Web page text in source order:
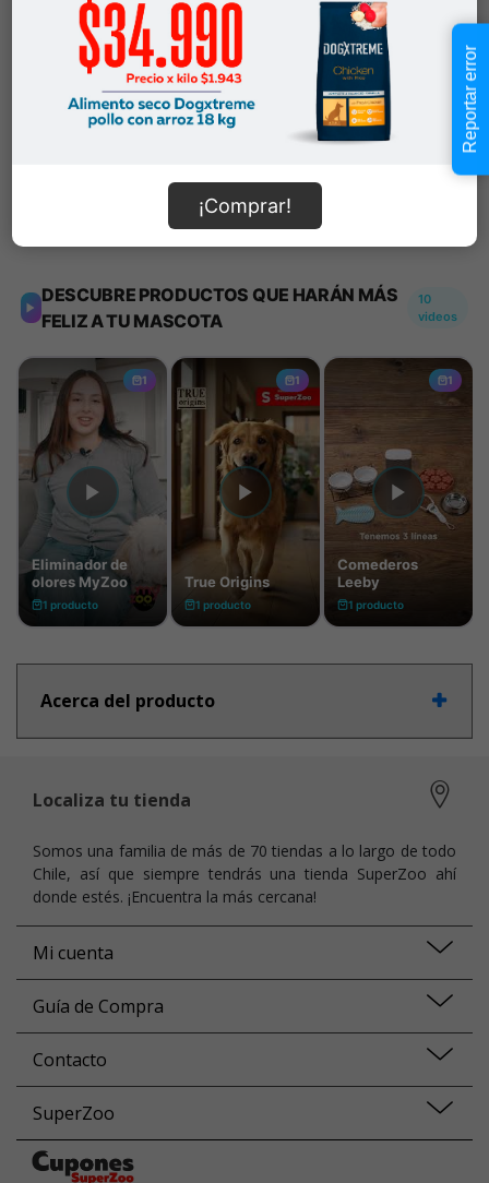
Cantidad:
-
$14.990
En Stock
Añadir al carrito
Información de envío
Acerca del producto
¡Comprar!
Localiza tu tienda
Somos una familia de más de 70 tiendas a lo largo de todo
Chile, así que siempre tendrás una tienda SuperZoo ahí
donde estés. ¡Encuentra la más cercana!
Mi cuenta
Guía de Compra
Contacto
SuperZoo
Reportar error